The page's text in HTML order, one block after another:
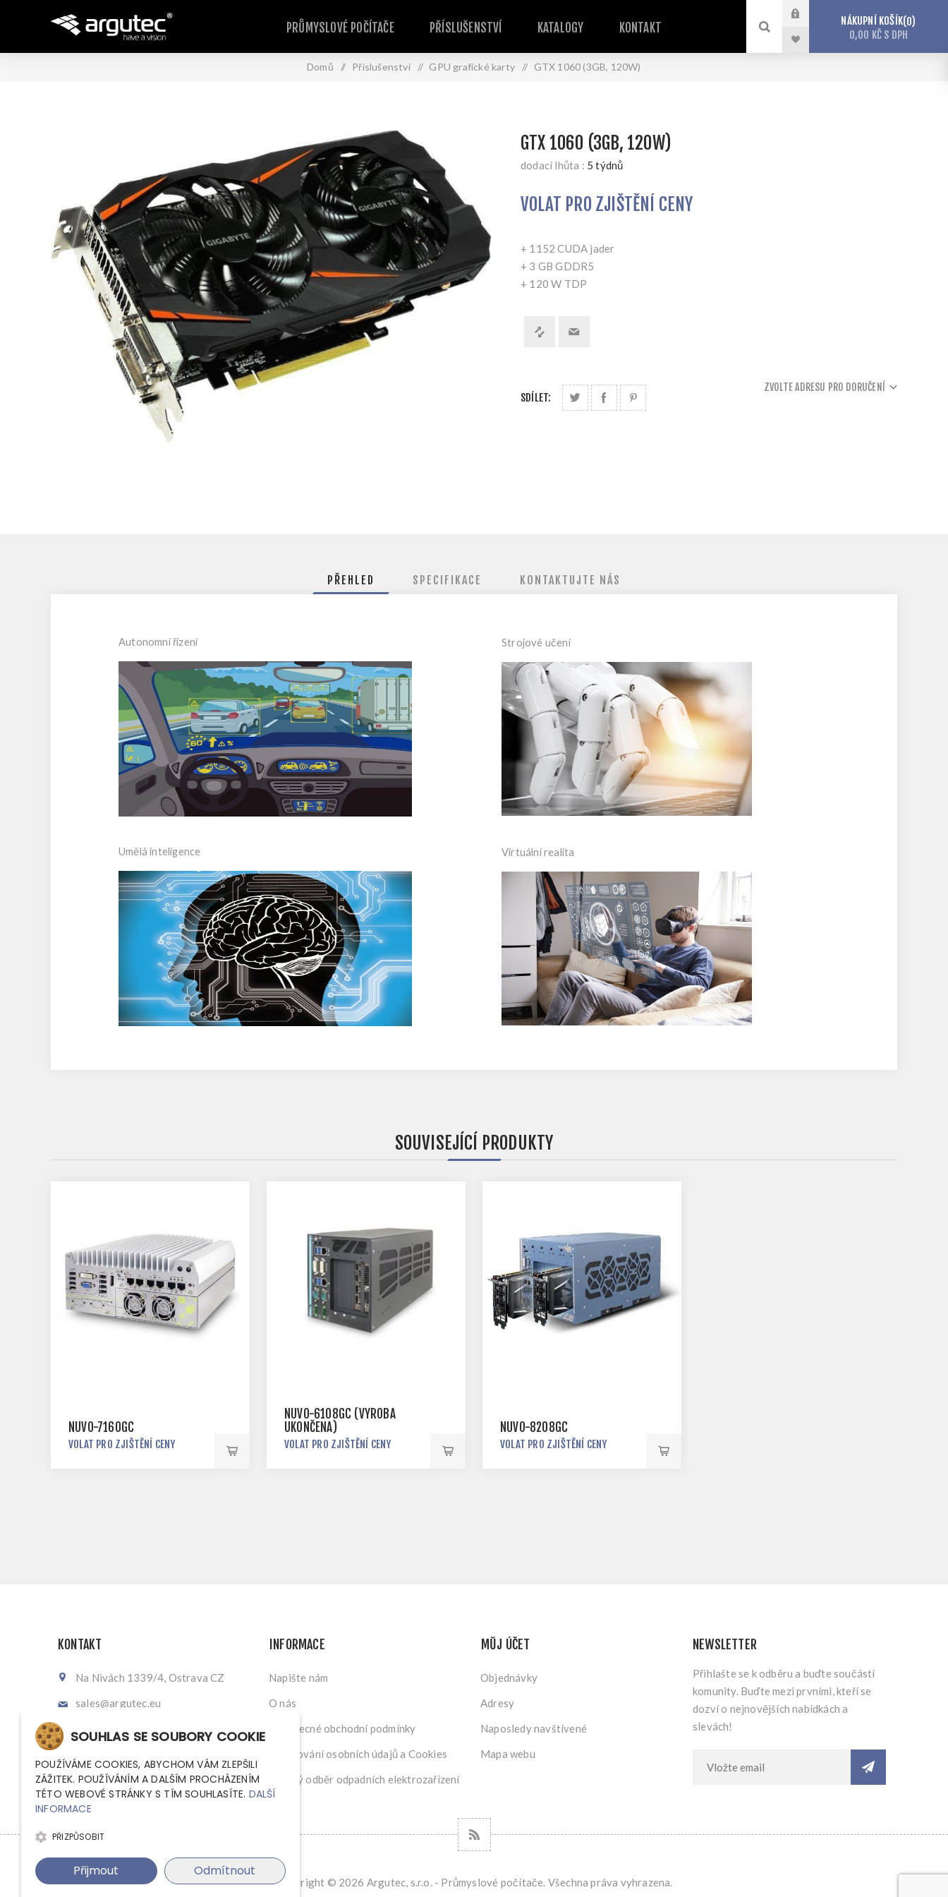
PRŮMYSLOVÉ POČÍTAČE PŘÍSLUŠENSTVÍ KATALOGY KONTAKT NÁKUPNÍ KOŠÍK 0
0,00 KČ S DPH
Domů / Příslušenství / GPU grafické karty / GTX 1060 (3GB, 120W)
GTX 1060 (3GB, 120W)
dodací lhůta : 5 týdnů
VOLAT PRO ZJIŠTĚNÍ CENY
+ 1152 CUDA jader
+ 3 GB GDDR5
+ 120 W TDP
SDÍLET:
ZVOLTE ADRESU PRO DORUČENÍ
PŘEHLED SPECIFIKACE KONTAKTUJTE NÁS
Autonomní řízení Strojové učení
Umělá inteligence Virtuální realita
SOUVISEJÍCÍ PRODUKTY
NUVO-7160GC
VOLAT PRO ZJIŠTĚNÍ CENY
NUVO-6108GC (VÝROBA
UKONČENA)
VOLAT PRO ZJIŠTĚNÍ CENY
NUVO-8208GC
VOLAT PRO ZJIŠTĚNÍ CENY
KONTAKT
Na Nivách 1339/4, Ostrava CZ
sales@argutec.eu
INFORMACE
Napište nám
O nás
Všeobecné obchodní podmínky
Zpracování osobních údajů a Cookies
Zpětný odběr odpadních elektrozařízení
MŮJ ÚČET
Objednávky
Adresy
Naposledy navštívené
Mapa webu
NEWSLETTER
Přihlašte se k odběru a buďte součástí
komunity. Buďte mezi prvními, kteří se
dozví o nejnovějších nabídkách a
slevách!
Copyright © 2026 Argutec, s.r.o. - Průmyslové počítače. Všechna práva vyhrazena.
SOUHLAS SE SOUBORY COOKIE
POUŽÍVÁME COOKIES, ABYCHOM VÁM ZLEPŠILI
ZÁŽITEK. POUŽÍVÁNÍM A DALŠÍM PROCHÁZENÍM
TÉTO WEBOVÉ STRÁNKY S TÍM SOUHLASÍTE. DALŠÍ
INFORMACE
PŘIZPŮSOBIT
Přijmout Odmítnout